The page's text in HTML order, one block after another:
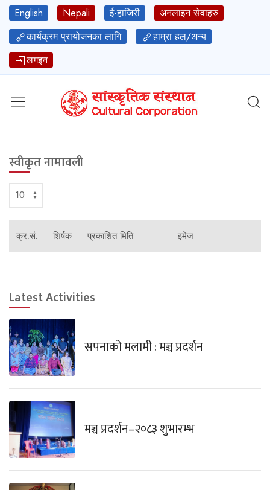
English Nepali ई-हाजिरी
अनलाइन सेवाहरु
कार्यक्रम प्रायोजनका लागि
हाम्रा हल/अन्य
लगइन
स्वीकृत नामावली
क्र.सं. शिर्षक प्रकाशित मिति इमेज
Latest Activities
सपनाको मलामी : मञ्च प्रदर्शन
मञ्च प्रदर्शन–२०८३ शुभारम्भ